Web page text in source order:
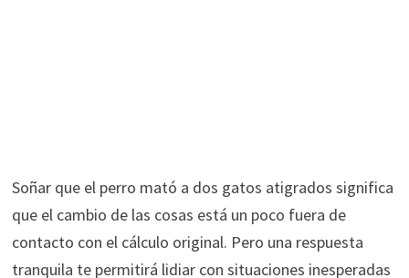
Soñar que el perro mató a dos gatos atigrados significa
que el cambio de las cosas está un poco fuera de
contacto con el cálculo original. Pero una respuesta
tranquila te permitirá lidiar con situaciones inesperadas